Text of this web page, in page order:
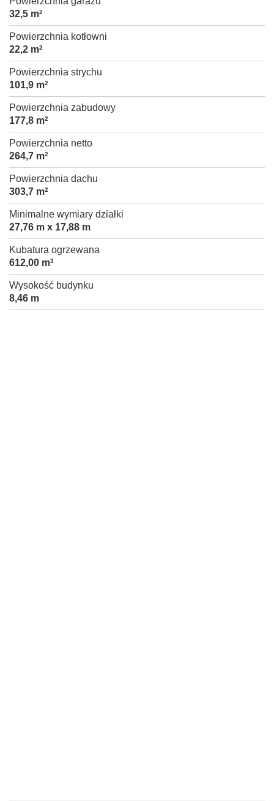
32,5 m2
Powierzchnia kotłowni
22,2 m2
Powierzchnia strychu
101,9 m2
Powierzchnia zabudowy
177,8 m2
Powierzchnia netto
264,7 m2
Powierzchnia dachu
303,7 m2
Minimalne wymiary działki
27,76 m x 17,88 m
Kubatura ogrzewana
612,00 m3
Wysokość budynku
8,46 m